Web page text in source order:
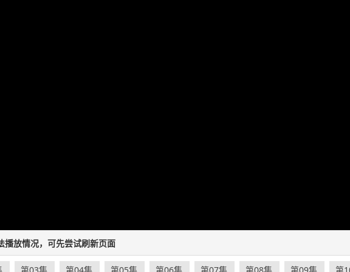
播放情况，可先尝试刷新页面